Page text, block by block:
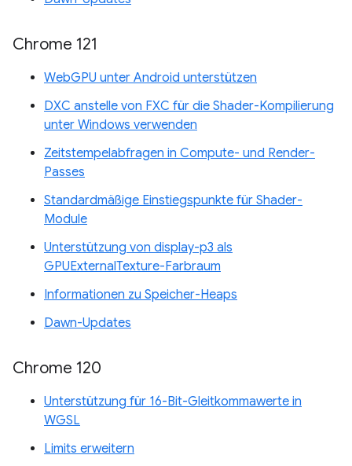
Chrome 121
WebGPU unter Android unterstützen
DXC anstelle von FXC für die Shader-Kompilierung
unter Windows verwenden
Zeitstempelabfragen in Compute- und Render-
Passes
Standardmäßige Einstiegspunkte für Shader-
Module
Unterstützung von display-p3 als
GPUExternalTexture-Farbraum
Informationen zu Speicher-Heaps
Dawn-Updates
Chrome 120
Unterstützung für 16-Bit-Gleitkommawerte in
WGSL
Limits erweitern